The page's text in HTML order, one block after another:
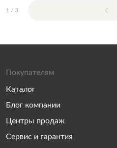
1 / 3
Покупателям
Каталог
Блог компании
Центры продаж
Сервис и гарантия